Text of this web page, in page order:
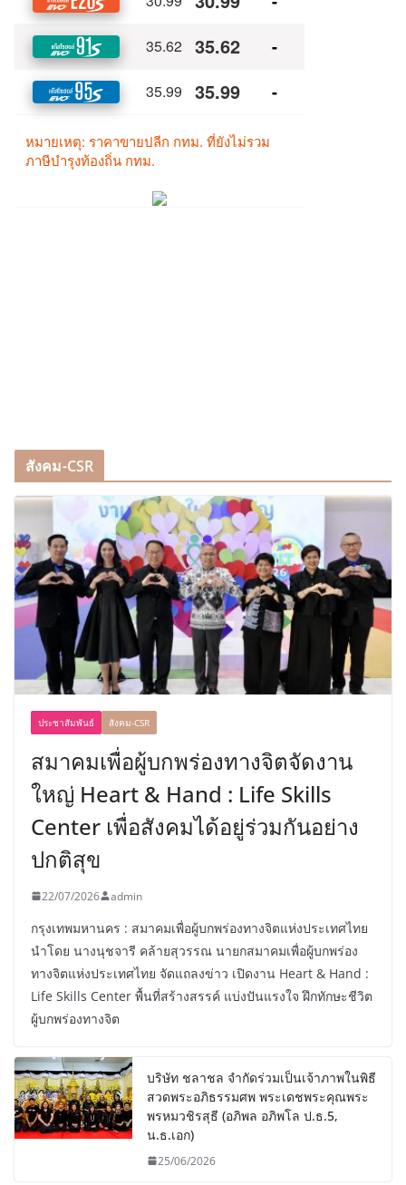
สังคม-CSR
ประชาสัมพันธ์ สังคม-CSR
สมาคมเพื่อผู้บกพร่องทางจิตจัดงาน
ใหญ่ Heart & Hand : Life Skills
Center เพื่อสังคมได้อยู่ร่วมกันอย่าง
ปกติสุข
22/07/2026 admin
กรุงเทพมหานคร : สมาคมเพื่อผู้บกพร่องทางจิตแห่งประเทศไทย
นำโดย นางนุชจารี คล้ายสุวรรณ นายกสมาคมเพื่อผู้บกพร่อง
ทางจิตแห่งประเทศไทย จัดแถลงข่าว เปิดงาน Heart & Hand :
Life Skills Center พื้นที่สร้างสรรค์ แบ่งปันแรงใจ ฝึกทักษะชีวิต
ผู้บกพร่องทางจิต
บริษัท ชลาชล จำกัดร่วมเป็นเจ้าภาพในพิธี
สวดพระอภิธรรมศพ พระเดชพระคุณพระ
พรหมวชิรสุธี (อภิพล อภิพโล ป.ธ.5,
น.ธ.เอก)
25/06/2026